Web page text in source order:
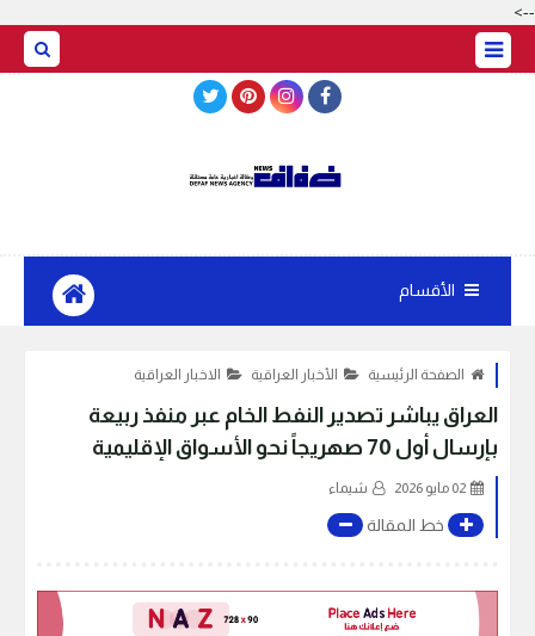
-->
الأقسام
الصفحة الرئيسية الأخبار العراقية الاخبار العراقية
العراق يباشر تصدير النفط الخام عبر منفذ ربيعة
بإرسال أول 70 صهريجاً نحو الأسواق الإقليمية
02 مايو 2026 شيماء
خط المقالة